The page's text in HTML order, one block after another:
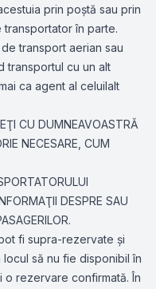
prin poştă sau prin
în parte.
transport aerian sau
transportul cu un alt
ca agent al celuilalt
CU DUMNEAVOASTRĂ
NECESARE, CUM
DESPRE SAU
fi supra-rezervate şi
să nu fie disponibil în
rezervare confirmată. În